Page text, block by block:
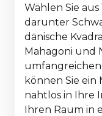
Wählen Sie
darunter
dänische
Mahagoni und
können Sie ein
nahtlos in Ihre
Ihren Raum in